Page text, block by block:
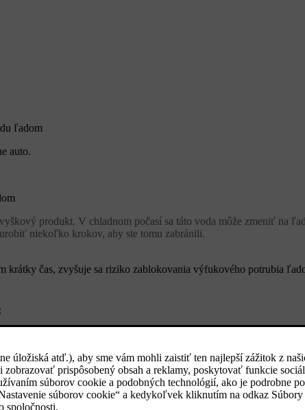
ľadom
auto.
produkt. V chladnom počasí sa táto voda môže zmeniť na
niekoľko krokov, aby ste tomu zabránili.
krátky čas, zvyšuje sa riziko zablokovania výfukového potrubia
Tým sa voda vytlačí z výfukového potrubia.